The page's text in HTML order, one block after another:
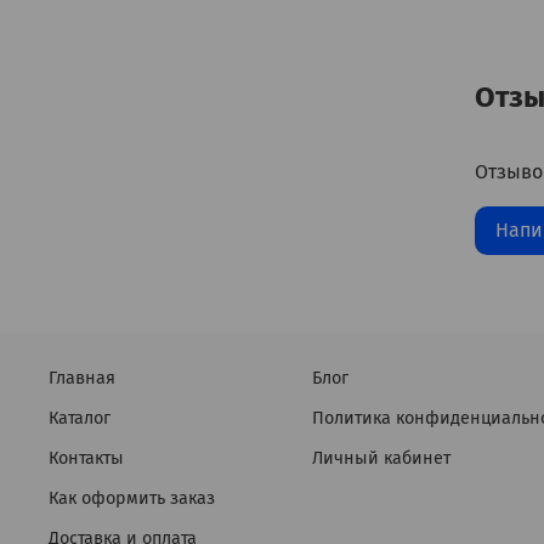
Главная
Каталог
Контакты
Как оформить заказ
Доставка и оплата
Блог
Политика
Личный кабинет